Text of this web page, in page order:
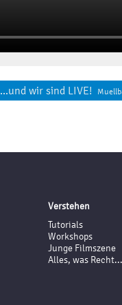
...und wir sind LIVE!
Verstehen
Tutorials
Workshops
Junge Filmszene
Alles, was Recht...